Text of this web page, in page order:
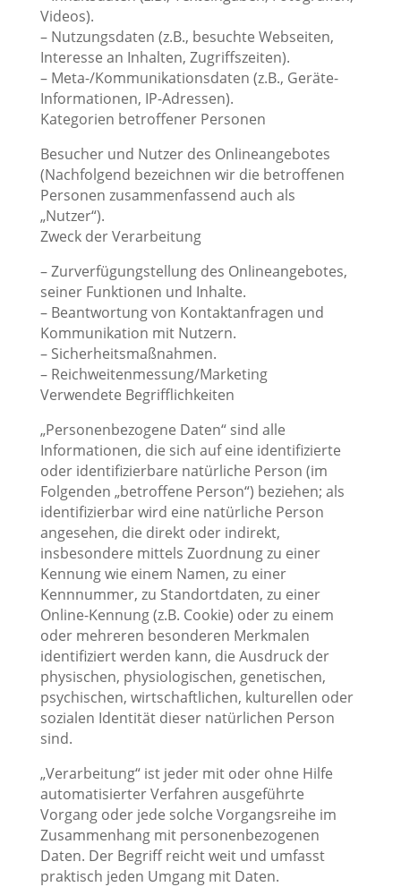
Videos).
– Nutzungsdaten (z.B., besuchte Webseiten,
Interesse an Inhalten, Zugriffszeiten).
– Meta-/Kommunikationsdaten (z.B., Geräte-
Informationen, IP-Adressen).
Kategorien betroffener Personen
Besucher und Nutzer des Onlineangebotes
(Nachfolgend bezeichnen wir die betroffenen
Personen zusammenfassend auch als
„Nutzer“).
Zweck der Verarbeitung
– Zurverfügungstellung des Onlineangebotes,
seiner Funktionen und Inhalte.
– Beantwortung von Kontaktanfragen und
Kommunikation mit Nutzern.
– Sicherheitsmaßnahmen.
– Reichweitenmessung/Marketing
Verwendete Begrifflichkeiten
„Personenbezogene Daten“ sind alle
Informationen, die sich auf eine identifizierte
oder identifizierbare natürliche Person (im
Folgenden „betroffene Person“) beziehen; als
identifizierbar wird eine natürliche Person
angesehen, die direkt oder indirekt,
insbesondere mittels Zuordnung zu einer
Kennung wie einem Namen, zu einer
Kennnummer, zu Standortdaten, zu einer
Online-Kennung (z.B. Cookie) oder zu einem
oder mehreren besonderen Merkmalen
identifiziert werden kann, die Ausdruck der
physischen, physiologischen, genetischen,
psychischen, wirtschaftlichen, kulturellen oder
sozialen Identität dieser natürlichen Person
sind.
„Verarbeitung“ ist jeder mit oder ohne Hilfe
automatisierter Verfahren ausgeführte
Vorgang oder jede solche Vorgangsreihe im
Zusammenhang mit personenbezogenen
Daten. Der Begriff reicht weit und umfasst
praktisch jeden Umgang mit Daten.